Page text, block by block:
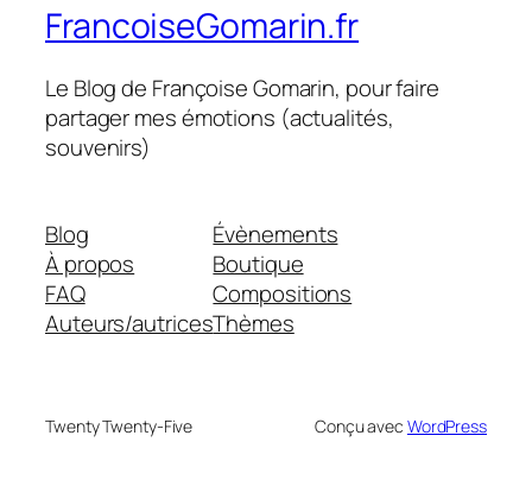
FrancoiseGomarin.fr
Le Blog de Françoise Gomarin, pour faire
partager mes émotions (actualités,
souvenirs)
Blog
À propos
FAQ
Auteurs/autrices
Évènements
Boutique
Compositions
Thèmes
Twenty Twenty-Five Conçu avec WordPress